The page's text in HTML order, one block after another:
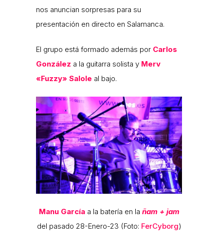
nos anuncian sorpresas para su
presentación en directo en Salamanca.
El grupo está formado además por Carlos
González a la guitarra solista y Merv
«Fuzzy» Salole al bajo.
Manu Garcíaa la batería en la ñam + jam
del pasado 28-Enero-23 (Foto: FerCyborg)